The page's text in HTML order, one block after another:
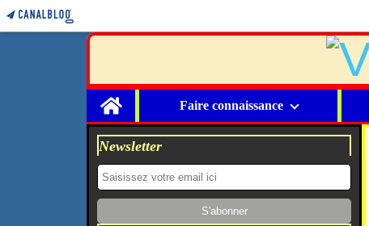
Home
Faire connaissance
Newsletter